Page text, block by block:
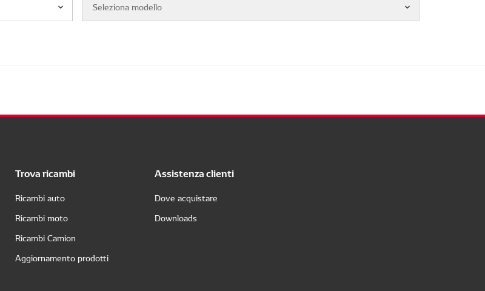
Seleziona modello
Trova ricambi
Ricambi auto
Ricambi moto
Ricambi Camion
Aggiornamento prodotti
Assistenza clienti
Dove acquistare
Downloads